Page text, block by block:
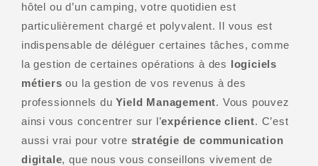
hôtel ou d’un camping, votre quotidien est
particulièrement chargé et polyvalent. Il vous est
indispensable de déléguer certaines tâches, comme
la gestion de certaines opérations à des logiciels
métiers ou la gestion de vos revenus à des
professionnels duYield Management. Vous pouvez
ainsi vous concentrer sur l’expérience client. C’est
aussi vrai pour votre stratégie de communication
digitale, que nous vous conseillons vivement de